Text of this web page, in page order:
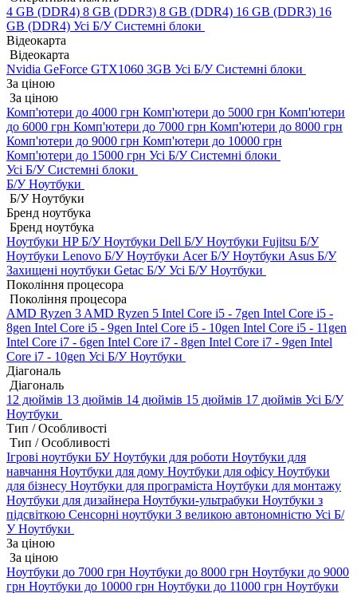
4 GB (DDR4) 8 GB (DDR3) 8 GB (DDR4) 16 GB (DDR3) 16
GB (DDR4) Усі Б/У Системні блоки
Відеокарта
Відеокарта
Nvidia GeForce GTX1060 3GB Усі Б/У Системні блоки
За ціною
За ціною
Комп'ютери до 4000 грн Комп'ютери до 5000 грн Комп'ютери
до 6000 грн Комп'ютери до 7000 грн Комп'ютери до 8000 грн
Комп'ютери до 9000 грн Комп'ютери до 10000 грн
Комп'ютери до 15000 грн Усі Б/У Системні блоки
Усі Б/У Системні блоки
Б/У Ноутбуки
Б/У Ноутбуки
Бренд ноутбука
Бренд ноутбука
Ноутбуки HP Б/УНоутбуки Dell Б/УНоутбуки Fujitsu Б/У
Ноутбуки Lenovo Б/УНоутбуки Acer Б/УНоутбуки Asus Б/У
Захищені ноутбуки Getac Б/УУсі Б/У Ноутбуки
Покоління процесора
Покоління процесора
AMD Ryzen 3 AMD Ryzen 5 Intel Core i5 - 7gen Intel Core i5 -
8gen Intel Core i5 - 9gen Intel Core i5 - 10gen Intel Core i5 - 11gen
Intel Core i7 - 6gen Intel Core i7 - 8gen Intel Core i7 - 9gen Intel
Core i7 - 10gen Усі Б/У Ноутбуки
Діагональ
Діагональ
12 дюймів 13 дюймів 14 дюймів 15 дюймів 17 дюймів Усі Б/У
Ноутбуки
Тип / Особливості
Тип / Особливості
Ігрові ноутбуки БУНоутбуки для роботи Ноутбуки для
навчання Ноутбуки для дому Ноутбуки для офісу Ноутбуки
для бізнесу Ноутбуки для програміста Ноутбуки для монтажу
Ноутбуки для дизайнера Ноутбуки-ультрабуки Ноутбуки з
підсвіткою Сенсорні ноутбуки З великою автономністю Усі Б/
У Ноутбуки
За ціною
За ціною
Ноутбуки до 7000 грн Ноутбуки до 8000 грн Ноутбуки до 9000
грн Ноутбуки до 10000 грн Ноутбуки до 11000 грн Ноутбуки